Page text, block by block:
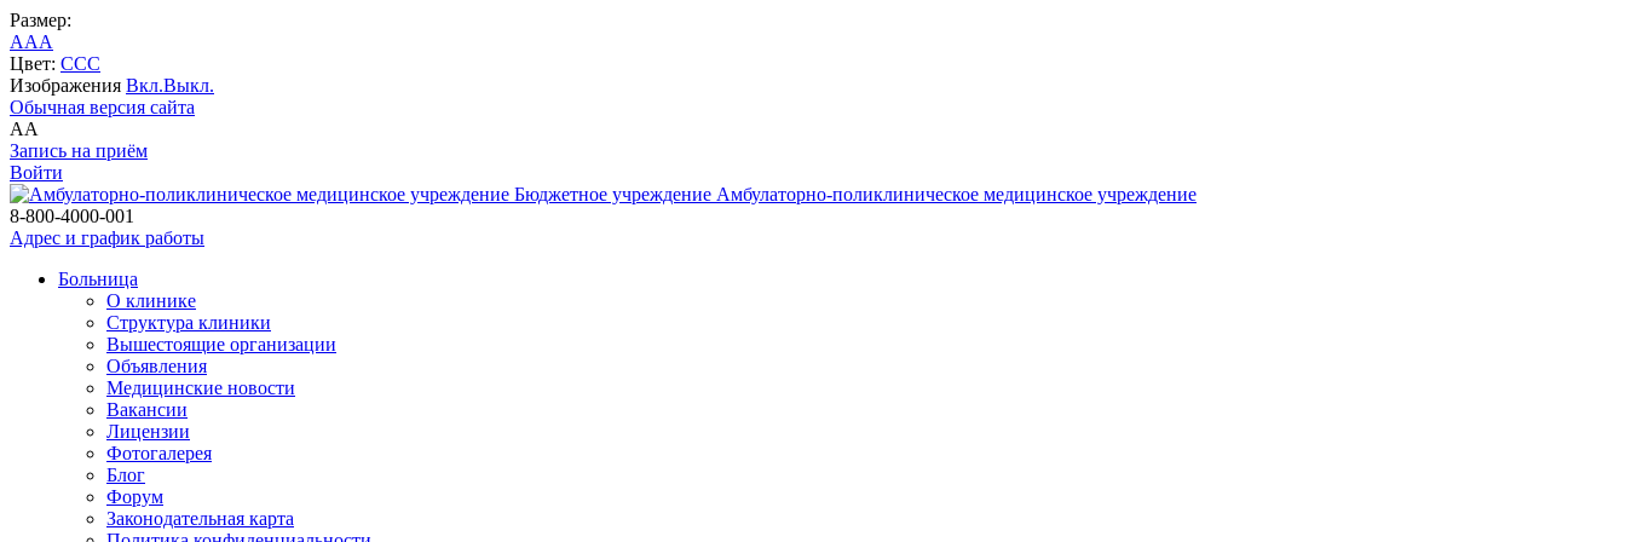
Размер:
AAA
Цвет: CCC
Изображения Вкл.Выкл.
Обычная версия сайта
AA
Запись на приём
Войти
Бюджетное учреждение Амбулаторно-поликлиническое медицинское учреждение
8-800-4000-001
Адрес и график работы
Больница
О клинике
Структура клиники
Вышестоящие организации
Объявления
Медицинские новости
Вакансии
Лицензии
Фотогалерея
Блог
Форум
Законодательная карта